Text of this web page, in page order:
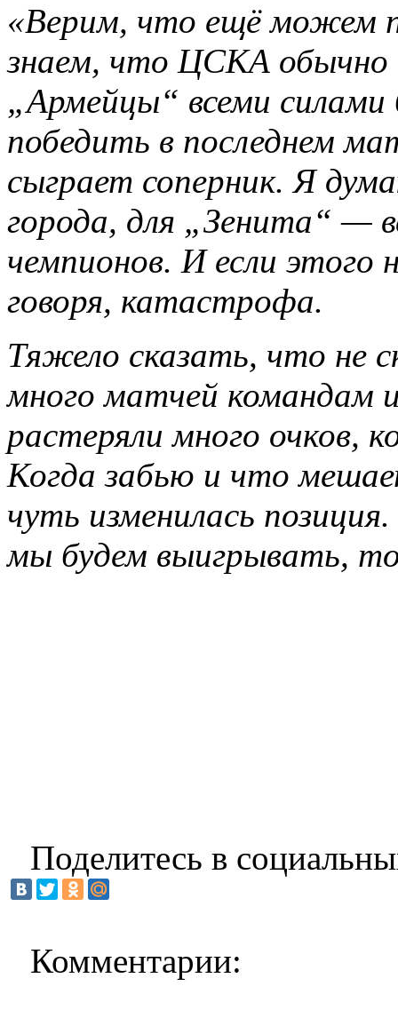
«Верим, что ещё можем
знаем, что ЦСКА обычно
„Армейцы“ всеми
победить в последнем
сыграет соперник. Я
города, для „Зенита“ —
чемпионов. И если этого
говоря, катастрофа.
Тяжело сказать, что не
много матчей командам
растеряли много очков,
Когда забью и что
чуть изменилась
мы будем выигрывать,
Поделитесь в
Комментарии: